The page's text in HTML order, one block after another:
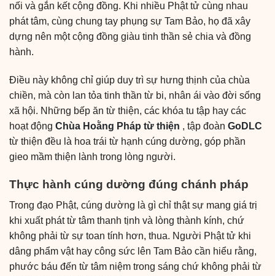
nối và gắn kết cộng đồng. Khi nhiều Phật tử cùng nhau
phát tâm, cùng chung tay phụng sự Tam Bảo, họ đã xây
dựng nên một cộng đồng giàu tinh thần sẻ chia và đồng
hành.
Điều này không chỉ giúp duy trì sự hưng thịnh của chùa
chiền, mà còn lan tỏa tinh thần từ bi, nhân ái vào đời sống
xã hội. Những bếp ăn từ thiện, các khóa tu tập hay các
hoạt động Chùa Hoằng Pháp từ thiện , tập đoàn GoDLC
từ thiện đều là hoa trái từ hạnh cúng dường, góp phần
gieo mầm thiện lành trong lòng người.
Thực hành cúng dường đúng chánh pháp
Trong đạo Phật, cúng dường là gì chỉ thật sự mang giá trị
khi xuất phát từ tâm thanh tịnh và lòng thành kính, chứ
không phải từ sự toan tính hơn, thua. Người Phật tử khi
dâng phẩm vật hay công sức lên Tam Bảo cần hiểu rằng,
phước báu đến từ tâm niệm trong sáng chứ không phải từ